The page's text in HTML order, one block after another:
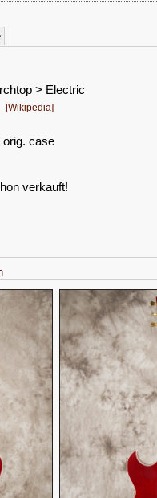
> Electric
[Wikipedia]
case
verkauft!